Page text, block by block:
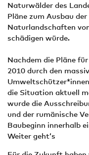
Naturwälder des
Pläne zum Ausbau
Naturlandschaften
schädigen würde.
Nachdem die Pläne
2010 durch den
die Situation aktuell
wurde die
und der rumänische
Baubeginn innerhalb
Weiter geht‘s